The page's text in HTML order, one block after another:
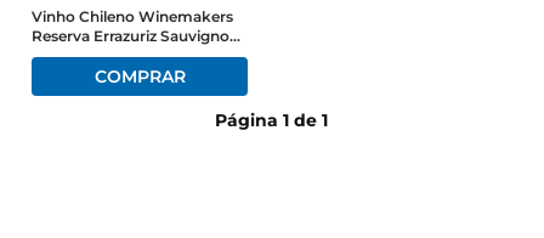
Vinho Chileno Winemakers
Reserva Errazuriz Sauvignon
Blanc 750ml
Página1 de 1